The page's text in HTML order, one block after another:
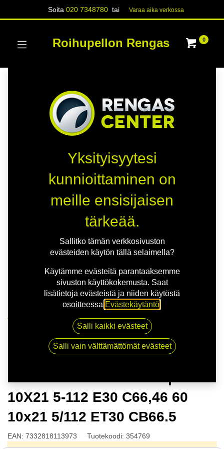
Soita020 7348780 tai Varaa aika verk​​​​ossa
Roihupellon Rengas 0
NITRO APEX FF G.GUN | 10X21 5-112 E30 C66,46 60
10x21 5/112 ET30 CB66.5
10X21 5-112 E30 C66,46 60
10x21 5/112 ET30 CB66.5
EAN: 7332818113973 Tuotekoodi: 354769
Yksityisyytesi
kunnioittaminen on
meille ensisijaisen
tärkeää.
Sallitko tämän verkkosivuston
evästeiden käytön tällä selaimella?
Käytämme evästeitä parantaaksemme
sivuston käyttökokemusta. Saat
lisätietoja evästeistä ja niiden käytöstä
osoitteessa Evästekäytäntö
Salli kaikki evästeet
Salli vain välttämättömät evästeet